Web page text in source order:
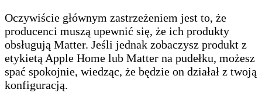
Oczywiście głównym zastrzeżeniem jest to, że
producenci muszą upewnić się, że ich produkty
obsługują Matter. Jeśli jednak zobaczysz produkt z
etykietą Apple Home lub Matter na pudełku, możesz
spać spokojnie, wiedząc, że będzie on działał z twoją
konfiguracją.